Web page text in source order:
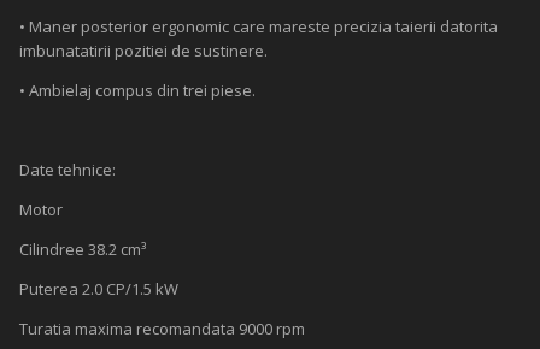
• Maner posterior ergonomic care mareste precizia taierii datorita
imbunatatirii pozitiei de sustinere.
• Ambielaj compus din trei piese.
Date tehnice:
Motor
Cilindree 38.2 cm³
Puterea 2.0 CP/1.5 kW
Turatia maxima recomandata 9000 rpm